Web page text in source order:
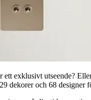
ett exklusivt utseende?
dekorer och 68